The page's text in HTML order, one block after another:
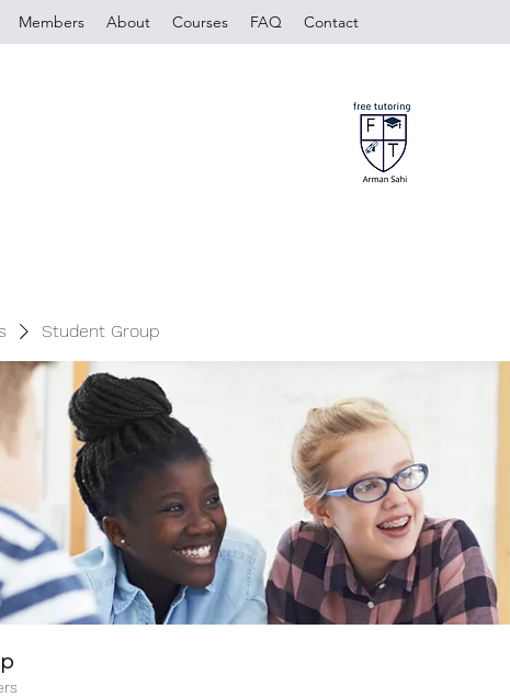
Members About Courses FAQ Contact
Student Group